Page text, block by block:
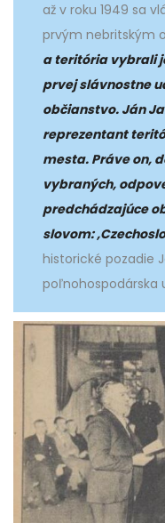
až v roku 1949 sa
prvým nebritským
a teritória vybrali
prvej slávnostne
občianstvo. Ján
reprezentant
mesta. Práve on,
vybraných,
predchádzajúce
slovom:
historické pozadie
poľnohospodárska